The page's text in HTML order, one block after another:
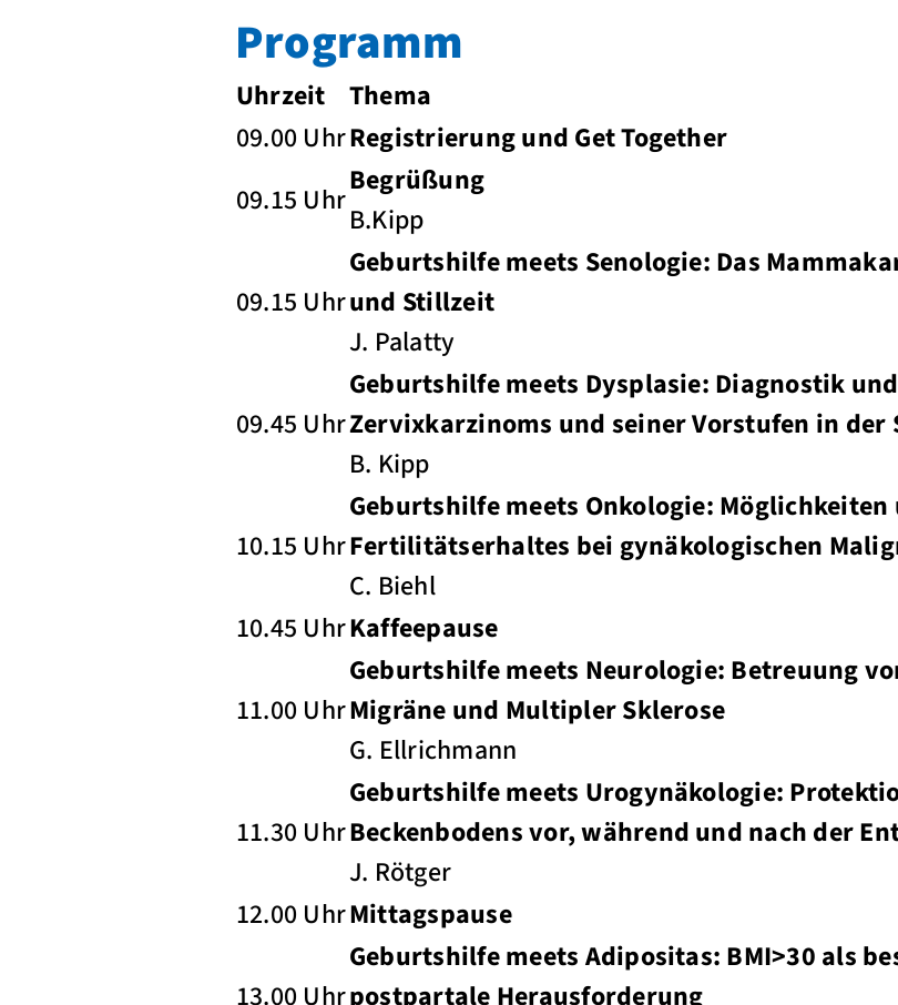
Programm
Uhrzeit
Thema
09.00 UhrRegistrierung und Get Together
09.15 Uhr
Begrüßung
B.Kipp
09.15 Uhr
Geburtshilfe meets Senologie: Das
und Stillzeit
J. Palatty
09.45 Uhr
Geburtshilfe meets Dysplasie: Diagnostik
Zervixkarzinoms und seiner Vorstufen in der
B. Kipp
10.15 Uhr
Geburtshilfe meets Onkologie: Möglichkeiten
Fertilitätserhaltes bei gynäkologischen
C. Biehl
10.45 UhrKaffeepause
11.00 Uhr
Geburtshilfe meets Neurologie: Betreuung
Migräne und Multipler Sklerose
G. Ellrichmann
11.30 Uhr
Geburtshilfe meets Urogynäkologie:
Beckenbodens vor, während und nach der
J. Rötger
12.00 UhrMittagspause
13.00 Uhr
Geburtshilfe meets Adipositas: BMI>30 als
postpartale Herausforderung